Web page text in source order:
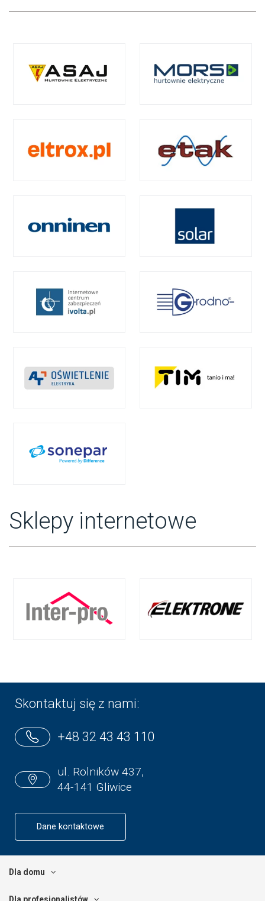
Sklepy internetowe
Skontaktuj się z nami:
+48 32 43 43 110
ul. Rolników 437,
44-141 Gliwice
Dane kontaktowe
Dla domu